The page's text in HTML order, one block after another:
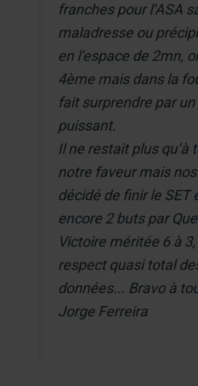
franches pour l’ASA
maladresse ou
en l’espace de 2mn,
4ème mais dans la
fait surprendre par
puissant.
Il ne restait plus qu’à
notre faveur mais
décidé de finir le SET
encore 2 buts par
Victoire méritée 6 à
respect quasi total
données... Bravo à
Jorge Ferreira